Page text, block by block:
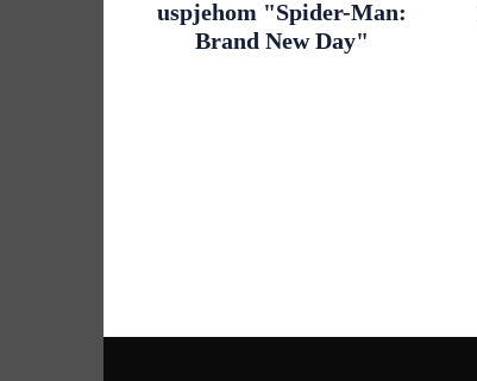
uspjehom "Spider-Man:
Brand New Day"